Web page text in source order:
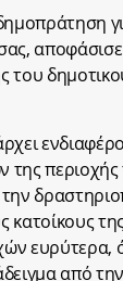
του
της
την
κατοίκους
ευρύτερα,
από